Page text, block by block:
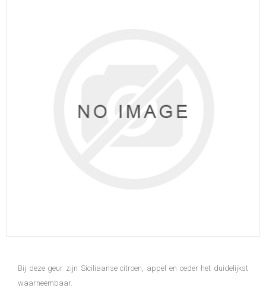
Bij deze geur zijn Siciliaanse citroen, appel en ceder het duidelijkst
waarneembaar.